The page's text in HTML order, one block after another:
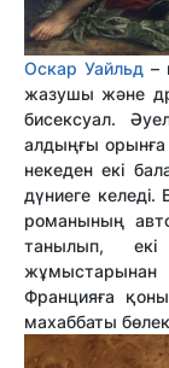
Оскар Уайльд –
жазушы және
бисексуал.
алдыңғы орынға
некеден екі
дүниеге келеді.
романының
танылып,
Францияға
махаббаты